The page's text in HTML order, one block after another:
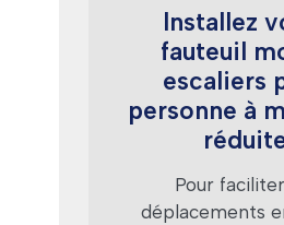
Installez
fauteuil
escaliers
personne à
Pour
déplacements